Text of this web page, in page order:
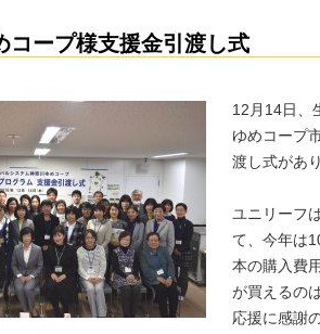
コープ様支援金引渡し式
12月14日、
ゆめコープ
渡し式があ
ユニリーフ
て、今年は
本の購入費
が買えるの
応援に感謝